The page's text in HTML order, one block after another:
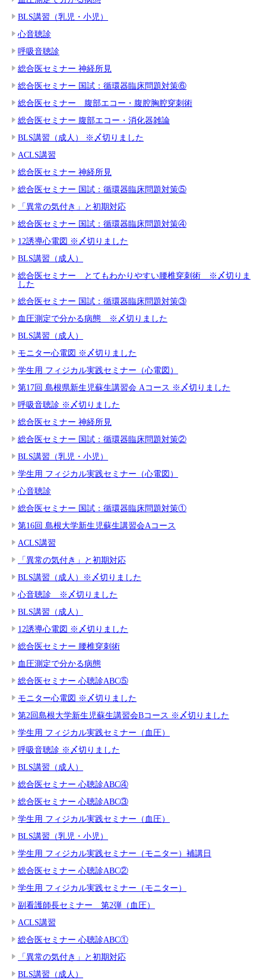
BLS講習（乳児・小児）
心音聴診
呼吸音聴診
総合医セミナー 神経所見
総合医セミナー 国試：循環器臨床問題対策⑥
総合医セミナー 腹部エコー・腹腔胸腔穿刺術
総合医セミナー 腹部エコー・消化器雑論
BLS講習（成人） ※〆切りました
ACLS講習
総合医セミナー 神経所見
総合医セミナー 国試：循環器臨床問題対策⑤
「異常の気付き」と初期対応
総合医セミナー 国試：循環器臨床問題対策④
12誘導心電図 ※〆切りました
BLS講習（成人）
総合医セミナー とてもわかりやすい腰椎穿刺術 ※〆切りま
した
総合医セミナー 国試：循環器臨床問題対策③
血圧測定で分かる病態 ※〆切りました
BLS講習（成人）
モニター心電図 ※〆切りました
学生用 フィジカル実践セミナー（心電図）
第17回 島根県新生児蘇生講習会 Aコース ※〆切りました
呼吸音聴診 ※〆切りました
総合医セミナー 神経所見
総合医セミナー 国試：循環器臨床問題対策②
BLS講習（乳児・小児）
学生用 フィジカル実践セミナー（心電図）
心音聴診
総合医セミナー 国試：循環器臨床問題対策①
第16回 島根大学新生児蘇生講習会Aコース
ACLS講習
「異常の気付き」と初期対応
BLS講習（成人）※〆切りました
心音聴診 ※〆切りました
BLS講習（成人）
12誘導心電図 ※〆切りました
総合医セミナー 腰椎穿刺術
血圧測定で分かる病態
総合医セミナー 心聴診ABC⑤
モニター心電図 ※〆切りました
第2回島根大学新生児蘇生講習会Bコース ※〆切りました
学生用 フィジカル実践セミナー（血圧）
呼吸音聴診 ※〆切りました
BLS講習（成人）
総合医セミナー 心聴診ABC④
総合医セミナー 心聴診ABC③
学生用 フィジカル実践セミナー（血圧）
BLS講習（乳児・小児）
学生用 フィジカル実践セミナー（モニター）補講日
総合医セミナー 心聴診ABC②
学生用 フィジカル実践セミナー（モニター）
副看護師長セミナー 第2弾（血圧）
ACLS講習
総合医セミナー 心聴診ABC①
「異常の気付き」と初期対応
BLS講習（成人）